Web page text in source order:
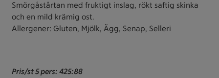
Smörgåstårtan med fruktigt inslag, rökt saftig skinka
och en mild krämig ost.
Allergener: Gluten, Mjölk, Ägg, Senap, Selleri
Pris/st 5 pers: 425:88